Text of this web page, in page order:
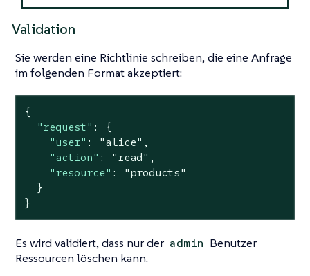
Validation
Sie werden eine Richtlinie schreiben, die eine Anfrage
im folgenden Format akzeptiert:
{
"request" : {
"user" : "alice" ,
"action" : "read" ,
"resource" :
"products"
  }
}
Es wird validiert, dass nur der admin Benutzer
Ressourcen löschen kann.